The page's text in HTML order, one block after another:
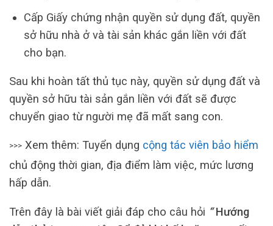
Cấp Giấy chứng nhận quyền sử dụng đất, quyền
sở hữu nhà ở và tài sản khác gắn liền với đất
cho bạn.
Sau khi hoàn tất thủ tục này, quyền sử dụng đất và
quyền sở hữu tài sản gắn liền với đất sẽ được
chuyển giao từ người mẹ đã mất sang con.
>>> Xem thêm: Tuyển dụng cộng tác viên bảo hiểm
chủ động thời gian, địa điểm làm việc, mức lương
hấp dẫn.
Trên đây là bài viết giải đáp cho câu hỏi “Hướng